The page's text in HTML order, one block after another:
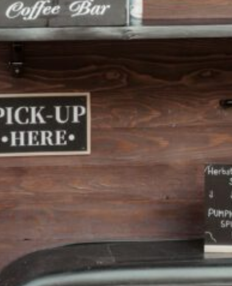
unsere Leidenschaft für Kaffee zum Beruf gemacht! ☕️❤️ In
bieten wir nicht nur köstlichen Kaffee, sondern auch eine
verwöhnt.
breite Auswahl an Kaffeespezialitäten von Espresso bis
wir auch Anpassungen vor, um jedes Event zu
kombiniert das charmante Ambiente eines
Kaffeeerlebnissen. Lassen Sie sich von uns
Momente! ☕️❤️